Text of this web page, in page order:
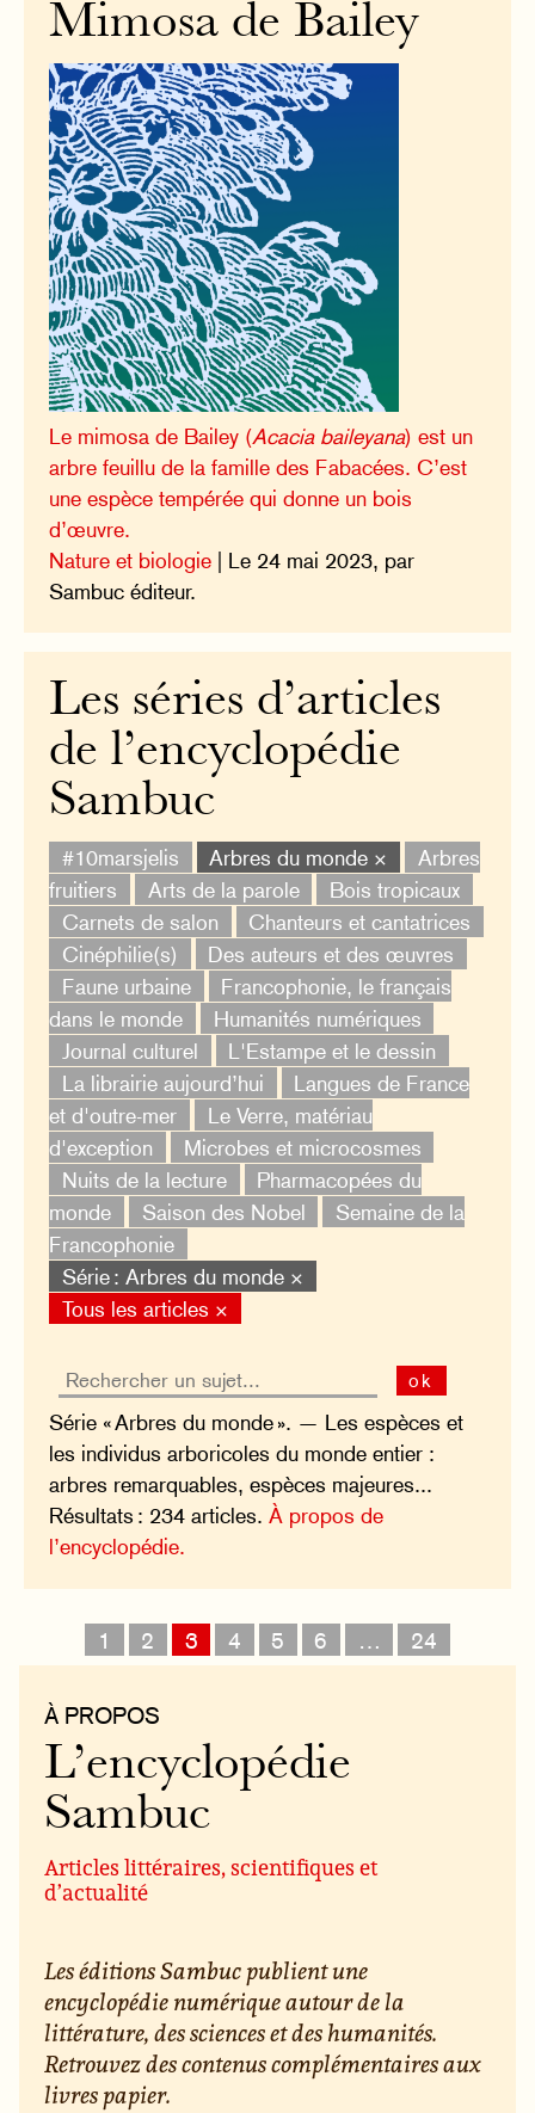
Mimosa de Bailey
Le mimosa de Bailey (Acacia baileyana) est un
arbre feuillu de la famille des Fabacées. C’est
une espèce tempérée qui donne un bois
d’œuvre.
Nature et biologie | Le 24 mai 2023, par
Sambuc éditeur.
Les séries d’articles
de l’encyclopédie
Sambuc
#10marsjelis Arbres du monde ×
Arbres
fruitiers
Arts de la parole
Bois tropicaux
Carnets de salon
Chanteurs et cantatrices
Cinéphilie(s)
Des auteurs et des œuvres
Faune urbaine
Francophonie, le français
dans le monde
Humanités numériques
Journal culturel
L'Estampe et le dessin
La librairie aujourd’hui
Langues de France
et d'outre-mer
Le Verre, matériau
d'exception
Microbes et microcosmes
Nuits de la lecture
Pharmacopées du
monde
Saison des Nobel
Semaine de la
Francophonie
Série : Arbres du monde ×
Tous les articles ×
ok
Série « Arbres du monde ». — Les espèces et
les individus arboricoles du monde entier :
arbres remarquables, espèces majeures...
Résultats : 234 articles.À propos de
l’encyclopédie.
1 2 3 4 5 6 … 24
À PROPOS
L’encyclopédie
Sambuc
Articles littéraires, scientifiques et
d’actualité
Les éditions Sambuc publient une
encyclopédie numérique autour de la
littérature, des sciences et des humanités.
Retrouvez des contenus complémentaires aux
livres papier.